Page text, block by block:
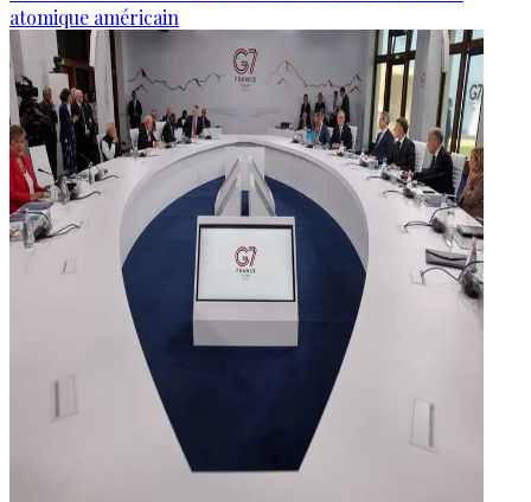
atomique américain